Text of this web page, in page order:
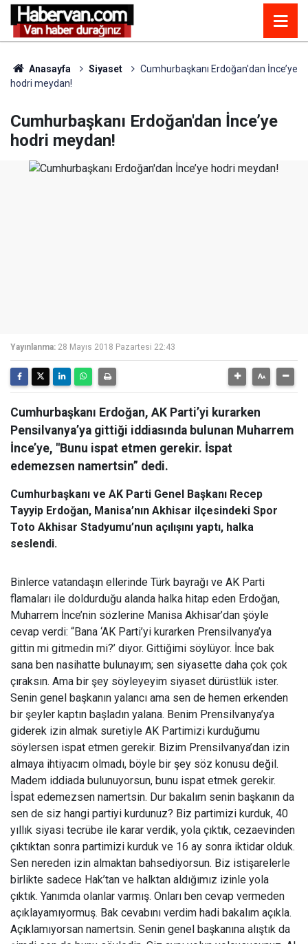
Anasayfa Siyaset
Cumhurbaşkanı Erdoğan'dan İnce’ye
hodri meydan!
Cumhurbaşkanı Erdoğan'dan İnce’ye
hodri meydan!
Yayınlanma: 28 Mayıs 2018 Pazartesi 22:43
Cumhurbaşkanı Erdoğan, AK Parti’yi kurarken
Pensilvanya’ya gittiği iddiasında bulunan Muharrem
İnce’ye, "Bunu ispat etmen gerekir. İspat
edemezsen namertsin” dedi.
Cumhurbaşkanı ve AK Parti Genel Başkanı Recep
Tayyip Erdoğan, Manisa’nın Akhisar ilçesindeki Spor
Toto Akhisar Stadyumu’nun açılışını yaptı, halka
seslendi.
Binlerce vatandaşın ellerinde Türk bayrağı ve AK Parti
flamaları ile doldurduğu alanda halka hitap eden Erdoğan,
Muharrem İnce’nin sözlerine Manisa Akhisar’dan şöyle
cevap verdi: “Bana ‘AK Parti’yi kurarken Prensilvanya’ya
gittin mi gitmedin mi?’ diyor. Gittiğimi söylüyor. İnce bak
sana ben nasihatte bulunayım; sen siyasette daha çok çok
çıraksın. Ama bir şey söyleyeyim siyaset dürüstlük ister.
Senin genel başkanın yalancı ama sen de hemen erkenden
bir şeyler kaptın başladın yalana. Benim Prensilvanya’ya
giderek izin almak suretiyle AK Partimizi kurduğumu
söylersen ispat etmen gerekir. Bizim Prensilvanya’dan izin
almaya ihtiyacım olmadı, böyle bir şey söz konusu değil.
Madem iddiada bulunuyorsun, bunu ispat etmek gerekir.
İspat edemezsen namertsin. Dur bakalım senin başkanın da
sen de siz hangi partiyi kurdunuz? Biz partimizi kurduk, 40
yıllık siyasi tecrübe ile karar verdik, yola çıktık, cezaevinden
çıktıktan sonra partimizi kurduk ve 16 ay sonra iktidar olduk.
Sen nereden izin almaktan bahsediyorsun. Biz istişarelerle
birlikte sadece Hak’tan ve halktan aldığımız izinle yola
çıktık. Yanımda olanlar varmış. Onları ben cevap vermeden
açıklayamıyormuş. Bak cevabını verdim hadi bakalım açıkla.
Açıklamıyorsan namertsin. Senin genel başkanına alıştık da